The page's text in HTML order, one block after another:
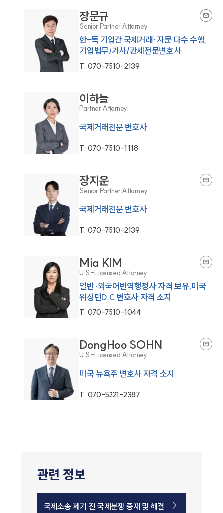
장문규
Senior Partner Attorney
한-독 기업간 국제거래·자문 다수 수행,
기업법무/가사/관세전문변호사
T. 070-7510-2139
이하늘
Partner Attorney
국제거래전문 변호사
T. 070-7510-1118
장지운
Senior Partner Attorney
국제거래전문 변호사
T. 070-7510-2139
Mia KIM
U.S.-Licensed Attorney
일반·외국어번역행정사 자격 보유,미국
워싱턴D.C 변호사 자격 소지
T. 070-7510-1044
DongHoo SOHN
U.S.-Licensed Attorney
미국 뉴욕주 변호사 자격 소지
T. 070-5221-2387
관련 정보
국제소송 제기 전 국제분쟁 중재 및 해결